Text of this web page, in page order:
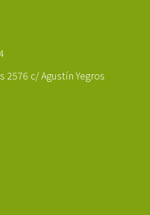
2576 c/ Agustín Yegros